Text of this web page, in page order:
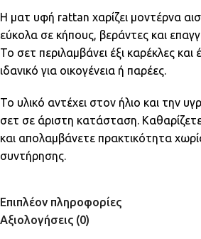
Η ματ υφή rattan χαρίζει μοντέρνα
εύκολα σε κήπους, βεράντες και
Το σετ περιλαμβάνει έξι καρέκλες και
ιδανικό για οικογένεια ή παρέες.
Το υλικό αντέχει στον ήλιο και την
σετ σε άριστη κατάσταση.
και απολαμβάνετε πρακτικότητα
συντήρησης.
Επιπλέον πληροφορίες
Αξιολογήσεις (0)